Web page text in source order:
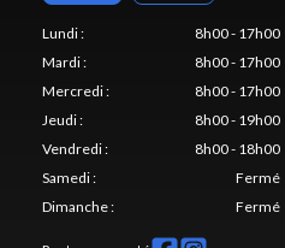
Lundi:
8h00 - 17h00
Mardi:
8h00 - 17h00
Mercredi:
8h00 - 17h00
Jeudi:
8h00 - 19h00
Vendredi:
8h00 - 18h00
Samedi:
Fermé
Dimanche: Fermé